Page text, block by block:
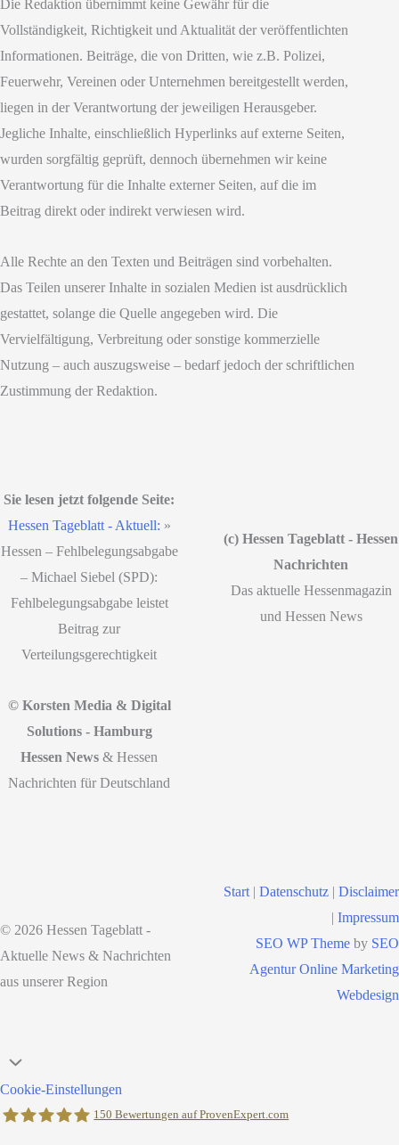
Die Redaktion übernimmt keine Gewähr für die
Vollständigkeit, Richtigkeit und Aktualität der veröffentlichten
Informationen. Beiträge, die von Dritten, wie z.B. Polizei,
Feuerwehr, Vereinen oder Unternehmen bereitgestellt werden,
liegen in der Verantwortung der jeweiligen Herausgeber.
Jegliche Inhalte, einschließlich Hyperlinks auf externe Seiten,
wurden sorgfältig geprüft, dennoch übernehmen wir keine
Verantwortung für die Inhalte externer Seiten, auf die im
Beitrag direkt oder indirekt verwiesen wird.
Alle Rechte an den Texten und Beiträgen sind vorbehalten.
Das Teilen unserer Inhalte in sozialen Medien ist ausdrücklich
gestattet, solange die Quelle angegeben wird. Die
Vervielfältigung, Verbreitung oder sonstige kommerzielle
Nutzung – auch auszugsweise – bedarf jedoch der schriftlichen
Zustimmung der Redaktion.
Sie lesen jetzt folgende Seite:
Hessen Tageblatt - Aktuell: »
Hessen – Fehlbelegungsabgabe
– Michael Siebel (SPD):
Fehlbelegungsabgabe leistet
Beitrag zur
Verteilungsgerechtigkeit
(c) Hessen Tageblatt - Hessen
Nachrichten
Das aktuelle Hessenmagazin
und Hessen News
© Korsten Media & Digital
Solutions - Hamburg
Hessen News & Hessen
Nachrichten für Deutschland
© 2026 Hessen Tageblatt -
Aktuelle News & Nachrichten
aus unserer Region
Start| Datenschutz | Disclaimer
| Impressum
SEO WP Theme by SEO
Agentur Online Marketing
Webdesign
Nach
oben
scrollen
Cookie-Einstellungen
150 Bewertungen auf ProvenExpert.com